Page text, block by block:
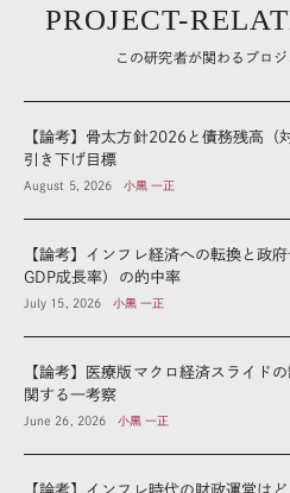
PROJECT-
この研究者が関わるプロ
【論考】骨太方針2026と債務残高（
引き下げ目標
August 5, 2026 小黒 一正
【論考】インフレ経済への転換と政
GDP成長率）の的中率
July 15, 2026 小黒 一正
【論考】医療版マクロ経済スライド
関する一考察
June 26, 2026 小黒 一正